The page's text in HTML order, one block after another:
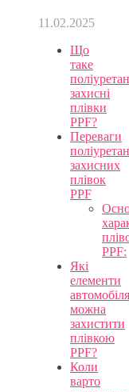
11.02.2025
Що
таке
захисні
плівки
PPF?
Переваги
захисних
плівок
PPF
PPF:
Які
елементи
автомобіля
можна
захистити
плівкою
PPF?
Коли
варто